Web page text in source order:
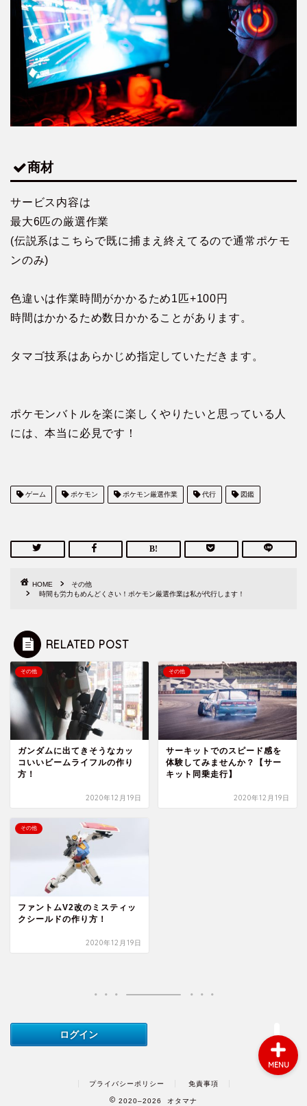
商材
サービス内容は
最大6匹の厳選作業
(伝説系はこちらで既に捕まえ終えてるので通常ポケモ
ンのみ)
色違いは作業時間がかかるため1匹+100円
時間はかかるため数日かかることがあります。
タマゴ技系はあらかじめ指定していただきます。
ポケモンバトルを楽に楽しくやりたいと思っている人
には、本当に必見です！
ゲーム ポケモン ポケモン厳選作業 代行 図鑑
HOME
その他
時間も労力もめんどくさい！ポケモン厳選作業は私が代行します！
RELATED POST
その他
ガンダムに出てきそうなカッ
コいいビームライフルの作り
方！
2020年12月19日
その他
サーキットでのスピード感を
体験してみませんか？【サー
キット同乗走行】
2020年12月19日
その他
ファントムV2改のミスティッ
クシールドの作り方！
2020年12月19日
プライバシーポリシー 免責事項
2020–2026 オタマナ
MENU
オタマナとは？